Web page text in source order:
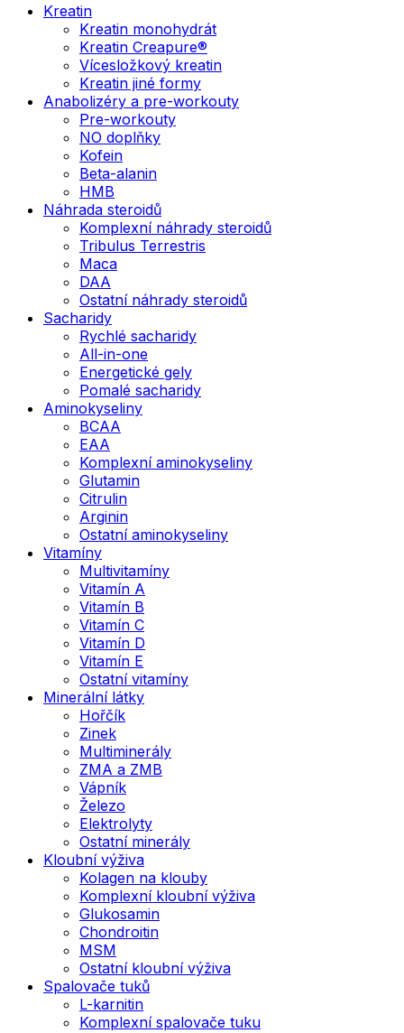
Kreatin
Kreatin monohydrát
Kreatin Creapure®
Vícesložkový kreatin
Kreatin jiné formy
Anabolizéry a pre-workouty
Pre-workouty
NO doplňky
Kofein
Beta-alanin
HMB
Náhrada steroidů
Komplexní náhrady steroidů
Tribulus Terrestris
Maca
DAA
Ostatní náhrady steroidů
Sacharidy
Rychlé sacharidy
All-in-one
Energetické gely
Pomalé sacharidy
Aminokyseliny
BCAA
EAA
Komplexní aminokyseliny
Glutamin
Citrulin
Arginin
Ostatní aminokyseliny
Vitamíny
Multivitamíny
Vitamín A
Vitamín B
Vitamín C
Vitamín D
Vitamín E
Ostatní vitamíny
Minerální látky
Hořčík
Zinek
Multiminerály
ZMA a ZMB
Vápník
Železo
Elektrolyty
Ostatní minerály
Kloubní výživa
Kolagen na klouby
Komplexní kloubní výživa
Glukosamin
Chondroitin
MSM
Ostatní kloubní výživa
Spalovače tuků
L-karnitin
Komplexní spalovače tuku